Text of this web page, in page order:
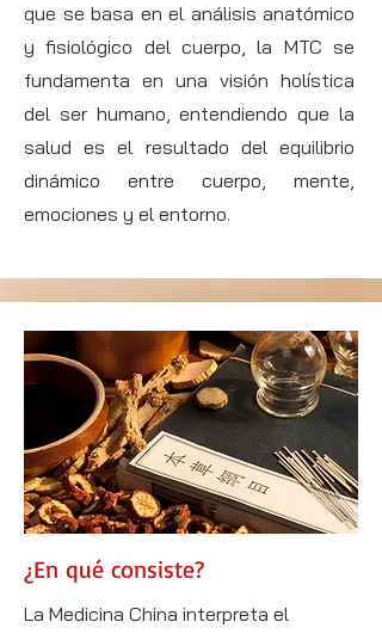
que se basa en el análisis anatómico
y fisiológico del cuerpo, la MTC se
fundamenta en una visión holística
del ser humano, entendiendo que la
salud es el resultado del equilibrio
dinámico entre cuerpo, mente,
emociones y el entorno.
¿En qué consiste?
La Medicina China interpreta el